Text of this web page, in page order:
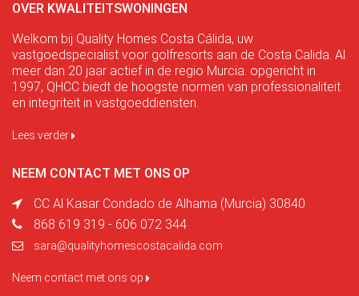
OVER KWALITEITSWONINGEN
Welkom bij Quality Homes Costa Cálida, uw
vastgoedspecialist voor golfresorts aan de Costa Calida. Al
meer dan 20 jaar actief in de regio Murcia. opgericht in
1997, QHCC biedt de hoogste normen van professionaliteit
en integriteit in vastgoeddiensten.
Lees verder
NEEM CONTACT MET ONS OP
CC Al Kasar Condado de Alhama (Murcia) 30840
868 619 319 - 606 072 344
sara@qualityhomescostacalida.com
Neem contact met ons op